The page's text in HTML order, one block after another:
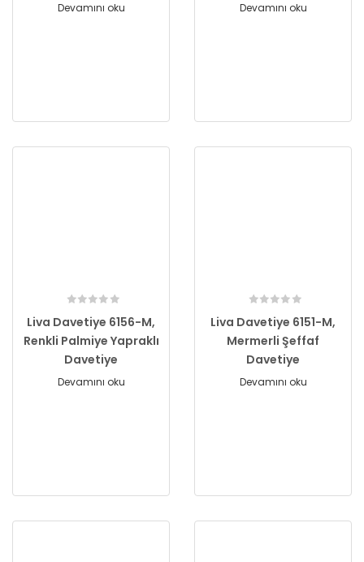
Devamını oku Devamını oku
Liva Davetiye 6156-M,
Renkli Palmiye Yapraklı
Davetiye
Devamını oku
Liva Davetiye 6151-M,
Mermerli Şeffaf
Davetiye
Devamını oku